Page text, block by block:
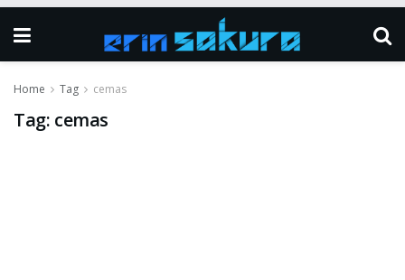
Home Tag cemas
Tag: cemas